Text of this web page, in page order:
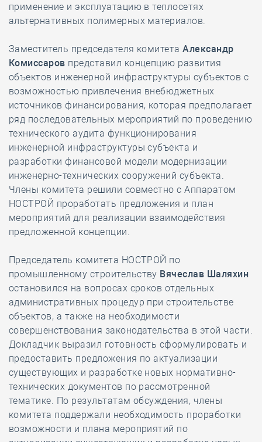
применение и эксплуатацию в теплосетях
альтернативных полимерных материалов.
Заместитель председателя комитетаАлександр
Комиссаров представил концепцию развития
объектов инженерной инфраструктуры субъектов с
возможностью привлечения внебюджетных
источников финансирования, которая предполагает
ряд последовательных мероприятий по проведению
технического аудита функционирования
инженерной инфраструктуры субъекта и
разработки финансовой модели модернизации
инженерно-технических сооружений субъекта.
Члены комитета решили совместно с Аппаратом
НОСТРОЙ проработать предложения и план
мероприятий для реализации взаимодействия
предложенной концепции.
Председатель комитета НОСТРОЙ по
промышленному строительству Вячеслав Шаляхин
остановился на вопросах сроков отдельных
административных процедур при строительстве
объектов, а также на необходимости
совершенствования законодательства в этой части.
Докладчик выразил готовность сформулировать и
предоставить предложения по актуализации
существующих и разработке новых нормативно-
технических документов по рассмотренной
тематике. По результатам обсуждения, члены
комитета поддержали необходимость проработки
возможности и плана мероприятий по